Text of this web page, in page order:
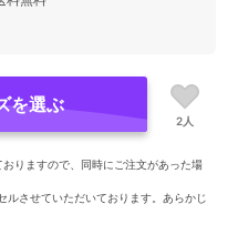
を選ぶ
2人
りますので、同時にご注文があった場
ルさせていただいております。あらかじ